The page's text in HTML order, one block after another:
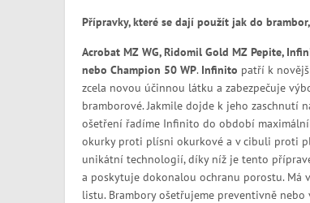
Přípravky, které se dají použít jak do
Acrobat MZ WG, Ridomil Gold MZ Pepite,
nebo Champion 50 WP. Infinito patří k
zcela novou účinnou látku a zabezpečuje
bramborové. Jakmile dojde k jeho zaschnutí
ošetření řadíme Infinito do období
okurky proti plísni okurkové a v cibuli proti
unikátní technologií, díky níž je tento
a poskytuje dokonalou ochranu porostu. Má
listu. Brambory ošetřujeme preventivně